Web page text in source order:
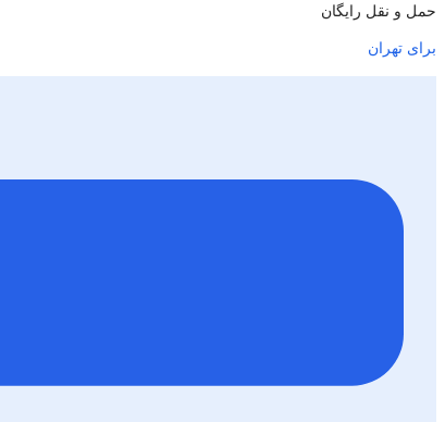
حمل و نقل رایگان
برای تهران